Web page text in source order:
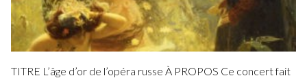
TITRE L’âge d’or de l’opéra russe À PROPOS Ce concert fait